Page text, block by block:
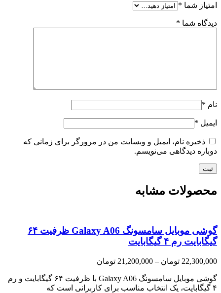
امتیاز شما *
دیدگاه شما *
نام *
ایمیل *
ذخیره نام، ایمیل و وبسایت من در مرورگر برای زمانی که
دوباره دیدگاهی می‌نویسم.
محصولات مشابه
گوشی موبایل سامسونگ Galaxy A06 ظرفیت ۶۴
گیگابایت رم ۴ گیگابایت
22,300,000 تومان –
21,200,000 تومان
21,200,000 تومان
through
گوشی موبایل سامسونگ Galaxy A06 با ظرفیت ۶۴ گیگابایت و رم
۴ گیگابایت، یک انتخاب مناسب برای کاربرانی است که